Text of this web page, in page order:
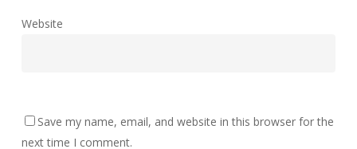
Website
Save my name, email, and website in this browser for the
next time I comment.